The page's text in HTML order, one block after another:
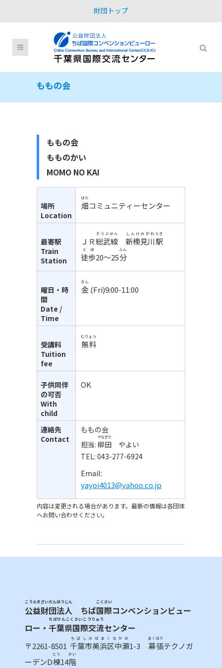
財団トップ
ももの会
ももの会
もものかい
MOMO NO KAI
場所
Location
畑
はた
コミュニティーセンター
最寄駅
Train
Station
ＪＲ総武線
そうぶせん
新検見川
しんけみがわ
駅
えき
徒歩
とほ
20～25分
ふん
曜日・時
間
Date /
Time
金
きん
(Fri)9:00-11:00
受講料
Tuition
fee
無料
むりょう
子供同伴
の可否
With
child
OK
連絡先
Contact
ももの会
担当: 柳田
やなぎだ
やよい
TEL: 043-277-6924
Email:
yayoi4013@yahoo.co.jp
内容は変更される場合があります。最新の情報は各団体
へお問い合わせください。
公益財団法人
こうえきざいだんほうじん
ちば国際
こくさい
コンベンションビュー
ロー・ 千葉県国際交流
ちばけんこくさいこうりゅう
センター
〒2261-8501 千葉市美浜区中瀬
ちばしみはまくなかせ
1-3 幕張
まくはり
テクノガ
ーデンD棟
とう
14階
かい